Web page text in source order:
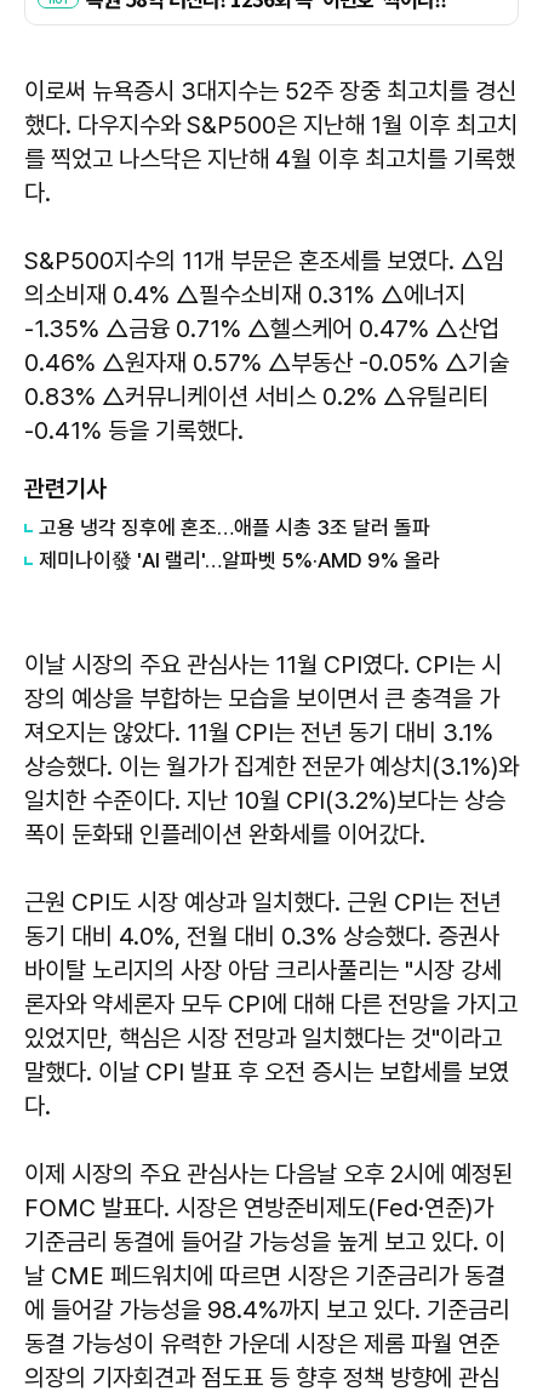
이로써 뉴욕증시 3대지수는 52주 장중 최고치를 경신
했다. 다우지수와 S&P500은 지난해 1월 이후 최고치
를 찍었고 나스닥은 지난해 4월 이후 최고치를 기록했
다.
S&P500지수의 11개 부문은 혼조세를 보였다. △임
의소비재 0.4% △필수소비재 0.31% △에너지
-1.35% △금융 0.71% △헬스케어 0.47% △산업
0.46% △원자재 0.57% △부동산 -0.05% △기술
0.83% △커뮤니케이션 서비스 0.2% △유틸리티
-0.41% 등을 기록했다.
관련기사
고용 냉각 징후에 혼조…애플 시총 3조 달러 돌파
제미나이發 'AI 랠리'…알파벳 5%·AMD 9% 올라
이날 시장의 주요 관심사는 11월 CPI였다. CPI는 시
장의 예상을 부합하는 모습을 보이면서 큰 충격을 가
져오지는 않았다. 11월 CPI는 전년 동기 대비 3.1%
상승했다. 이는 월가가 집계한 전문가 예상치(3.1%)와
일치한 수준이다. 지난 10월 CPI(3.2%)보다는 상승
폭이 둔화돼 인플레이션 완화세를 이어갔다.
근원 CPI도 시장 예상과 일치했다. 근원 CPI는 전년
동기 대비 4.0%, 전월 대비 0.3% 상승했다. 증권사
바이탈 노리지의 사장 아담 크리사풀리는 "시장 강세
론자와 약세론자 모두 CPI에 대해 다른 전망을 가지고
있었지만, 핵심은 시장 전망과 일치했다는 것"이라고
말했다. 이날 CPI 발표 후 오전 증시는 보합세를 보였
다.
이제 시장의 주요 관심사는 다음날 오후 2시에 예정된
FOMC 발표다. 시장은 연방준비제도(Fed·연준)가
기준금리 동결에 들어갈 가능성을 높게 보고 있다. 이
날 CME 페드워치에 따르면 시장은 기준금리가 동결
에 들어갈 가능성을 98.4%까지 보고 있다. 기준금리
동결 가능성이 유력한 가운데 시장은 제롬 파월 연준
의장의 기자회견과 점도표 등 향후 정책 방향에 관심